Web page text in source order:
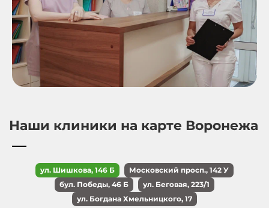
Наши клиники на карте Воронежа
ул. Шишкова, 146 Б
Московский просп., 142 У
бул. Победы, 46 Б
ул. Беговая, 223/1
ул. Богдана Хмельницкого, 17